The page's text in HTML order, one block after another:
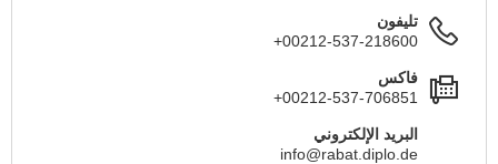
تليفون
+00212-537-218600
فاكس
+00212-537-706851
البريد الإلكتروني
info@rabat.diplo.de